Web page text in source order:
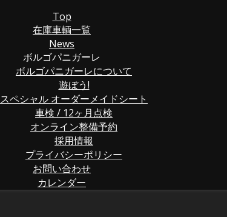
Top
在庫車輌一覧
News
ボルゴパニガーレ
ボルゴパニガーレについて
遊ぼう!
スペシャル オーダーメイドシート
車検 / 12ヶ月点検
オンライン整備予約
採用情報
プライバシーポリシー
お問い合わせ
カレンダー